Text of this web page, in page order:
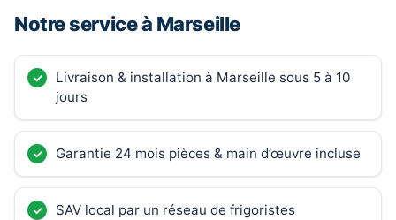
Notre service à Marseille
Livraison & installation à Marseille sous 5 à 10
jours
Garantie 24 mois pièces & main d’œuvre incluse
SAV local par un réseau de frigoristes